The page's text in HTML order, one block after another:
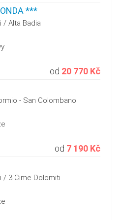
***
/ Alta Badia
od 20 770 Kč
- San Colombano
od 7 190 Kč
/ 3 Cime Dolomiti